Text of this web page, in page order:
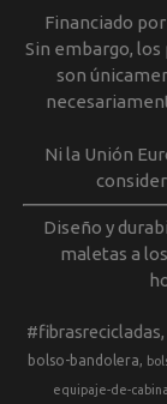
Financiado
Sin embargo,
son
Ni la Unión
Diseño y
maletas a
#fibrasrecicladas
bolso-bandolera
equipaje-de-cabina